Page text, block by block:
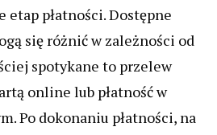
etap płatności. Dostępne
się różnić w zależności od
spotykane to przelew
online lub płatność w
Po dokonaniu płatności, na